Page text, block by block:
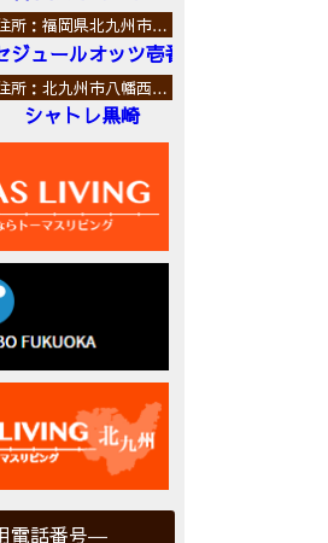
所：福岡県北九州市…
ジュールオッツ壱番館
所：北九州市八幡西…
シャトレ黒崎
電話番号